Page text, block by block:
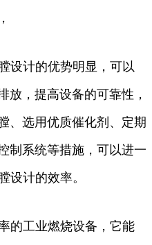
设计的优势明显，可以
放，提高设备的可靠性，
、选用优质催化剂、定期
制系统等措施，可以进一
设计的效率。
的工业燃烧设备，它能